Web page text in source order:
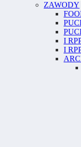
ZAWODY
I
I